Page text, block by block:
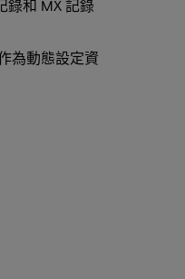
錄和 MX 記錄
為動態設定資